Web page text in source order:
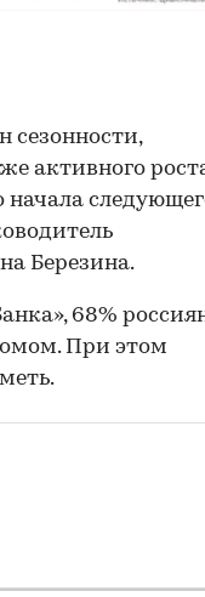
сезонности,
активного
Березина.
68%
При этом